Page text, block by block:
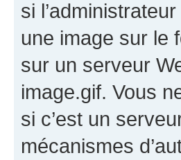
si
une image sur le
sur un serveur
image.gif. Vous
si c’est un
mécanismes